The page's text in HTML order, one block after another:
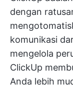
dengan
komunikasi
mengelola
ClickUp
Anda lebih